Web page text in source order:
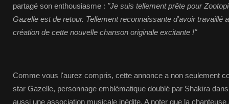
partagé son enthousiasme : "Je suis tellement prête pour
Gazelle est de retour. Tellement reconnaissante d'avoir travaillé
création de cette nouvelle chanson originale excitante !"
Comme vous l'aurez compris, cette annonce a non seulement
star Gazelle, personnage emblématique doublé par Shakira
aussi une association musicale inédite. A noter que la